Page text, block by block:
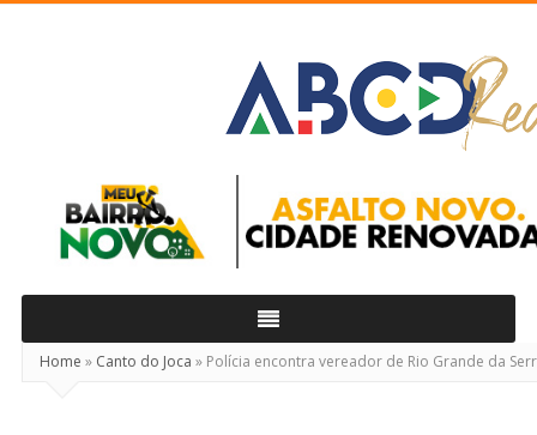
Real
Home » Canto do Joca » Polícia encontra vereador de Rio Grande da